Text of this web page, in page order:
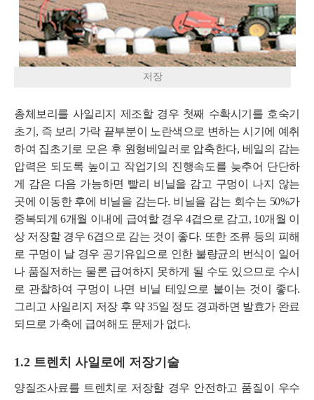
저장
총체보리를 사일리지 제조할 경우 첫째 수확시기를 호숙기
초기, 즉 보리 가락 끝부분이 노란색으로 변하는 시기에 예취
하여 집초기로 모은 후 원형베일러로 압축한다, 베일의 감는
압력은 되도록 높이고 작업기의 진행속도를 늦추어 단단하
게 감은 다음 가능하면 빨리 비닐을 감고 구멍이 나지 않는
곳에 이동한 후에 비닐을 감는다. 비닐을 감는 회수는 50%가
중복되게 6개월 이내에 급여할 경우 4겹으로 감고, 10개월 이
상 저장할 경우 6겹으로 감는 것이 좋다. 또한 조류 등의 피해
로 구멍이 날 경우 공기유입으로 인한 불량균의 번식이 일어
나 품질저하는 물론 급여하지 못하게 될 수도 있으므로 수시
로 관찰하여 구멍이 나면 비닐 테잎으로 붙이는 것이 좋다.
그리고 사일리지 저장 후 약 35일 정도 경과하면 발효가 완료
되므로 가축에 급여해도 문제가 없다.
1.2 트렌치 사일로에 저장기술
양질조사료를 트렌치로 저장할 경우 안전하고 품질이 우수